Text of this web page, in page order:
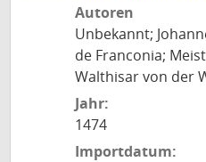
Autoren
Unbekannt;
de Franconia;
Walthisar von der
Jahr:
1474
Importdatum: